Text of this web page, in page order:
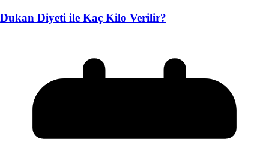
Dukan Diyeti ile Kaç Kilo Verilir?